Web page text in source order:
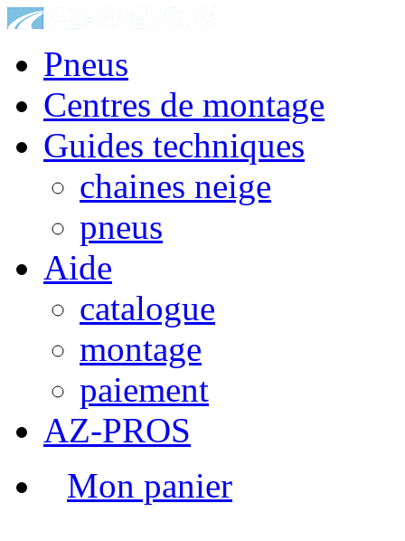
Pneus
Centres de montage
Guides techniques
chaines neige
pneus
Aide
catalogue
montage
paiement
AZ-PROS
Mon panier